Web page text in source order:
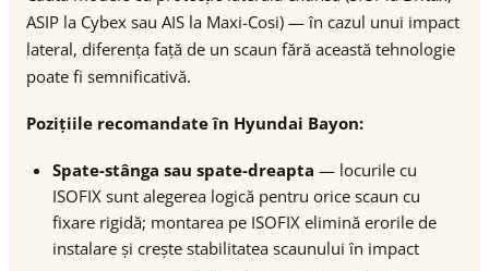
ASIP la Cybex sau AIS la Maxi-Cosi) — în cazul unui impact
lateral, diferența față de un scaun fără această tehnologie
poate fi semnificativă.
Pozițiile recomandate în Hyundai Bayon:
Spate-stânga sau spate-dreapta — locurile cu
ISOFIX sunt alegerea logică pentru orice scaun cu
fixare rigidă; montarea pe ISOFIX elimină erorile de
instalare și crește stabilitatea scaunului în impact